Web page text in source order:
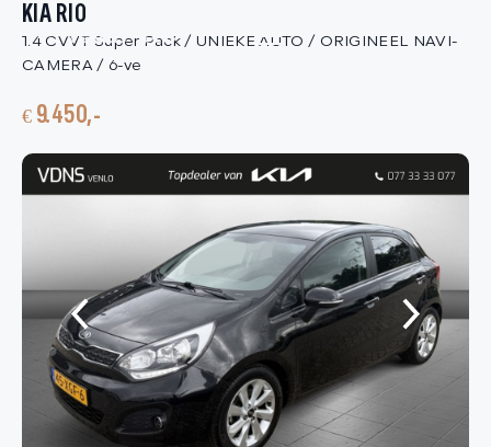
HOME
AANBOD
DIENSTEN
VACATURES
OVER ONS
VERKOCHT
KIA RIO
1.4 CVVT Super Pack / UNIEKE AUTO / ORIGINEEL NAVI-
CAMERA / 6-ve
€ 9.450,-